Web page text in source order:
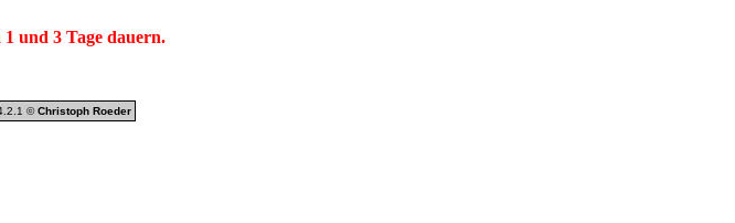
und 3 Tage dauern.
©Christoph Roeder